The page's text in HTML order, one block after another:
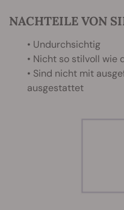
NACHTEILE VON
• Undurchsichtig
• Nicht so stilvoll wie
• Sind nicht mit
ausgestattet